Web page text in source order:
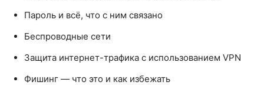
Пароль и всё, что с ним связано
Беспроводные сети
Защита интернет-трафика с использованием VPN
Фишинг — что это и как избежать